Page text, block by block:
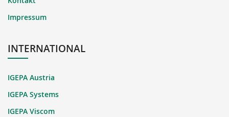
Impressum
INTERNATIONAL
IGEPA Austria
IGEPA Systems
IGEPA Viscom